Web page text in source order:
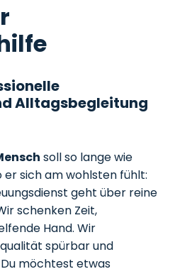
Alltagsbegleitung
soll so lange wie
sich am wohlsten fühlt:
geht über reine
schenken Zeit,
Hand. Wir
spürbar und
möchtest etwas